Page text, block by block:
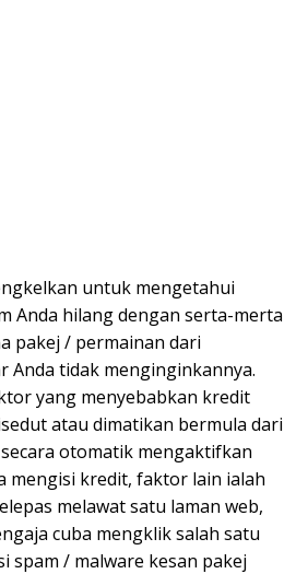
untuk mengetahui
Anda hilang dengan serta-merta
pakej / permainan dari
Anda tidak menginginkannya.
yang menyebabkan kredit
atau dimatikan bermula dari
otomatik mengaktifkan
mengisi kredit, faktor lain ialah
melawat satu laman web,
cuba mengklik salah satu
spam / malware kesan pakej